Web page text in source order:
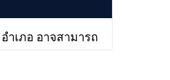
อำเภอ อาจสามารถ